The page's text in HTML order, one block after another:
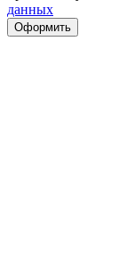
данных
Оформить